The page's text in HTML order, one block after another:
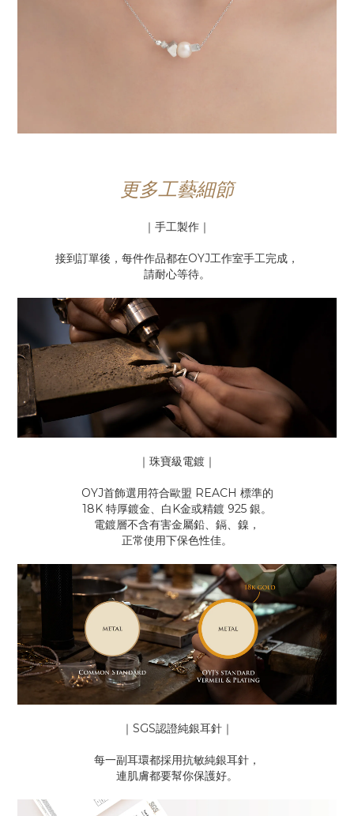
更多工藝細節
｜手工製作｜
接到訂單後，每件作品都在OYJ工作室手工完成，
請耐心等待。
｜珠寶級電鍍｜
OYJ首飾選用符合歐盟 REACH 標準的
18K 特厚鍍金、白K金或精鍍 925 銀。
電鍍層不含有害金屬鉛、鎘、鎳，
正常使用下保色性佳。
｜SGS認證純銀耳針｜
每一副耳環都採用抗敏純銀耳針，
連肌膚都要幫你保護好。